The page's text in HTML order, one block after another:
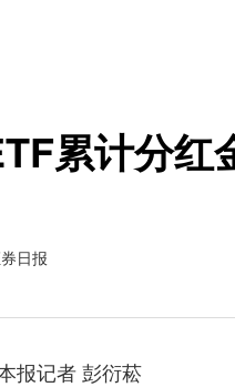
累计分
日报
报记者 彭衍菘